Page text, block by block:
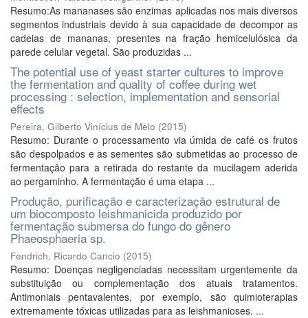
Resumo:As mananases são enzimas aplicadas nos mais diversos
segmentos industriais devido à sua capacidade de decompor as
cadeias de mananas, presentes na fração hemicelulósica da
parede celular vegetal. São produzidas ...
The potential use of yeast starter cultures to improve
the fermentation and quality of coffee during wet
processing : selection, implementation and sensorial
effects
Pereira, Gilberto Vinícius de Melo (2015)
Resumo: Durante o processamento via úmida de café os frutos
são despolpados e as sementes são submetidas ao processo de
fermentação para a retirada do restante da mucilagem aderida
ao pergaminho. A fermentação é uma etapa ...
Produção, purificação e caracterização estrutural de
um biocomposto leishmanicida produzido por
fermentação submersa do fungo do gênero
Phaeosphaeria sp.
Fendrich, Ricardo Cancio (2015)
Resumo: Doenças negligenciadas necessitam urgentemente da
substituição ou complementação dos atuais tratamentos.
Antimoniais pentavalentes, por exemplo, são quimioterapias
extremamente tóxicas utilizadas para as leishmanioses. ...